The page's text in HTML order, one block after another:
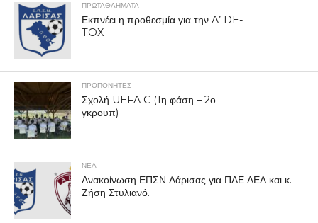
ΠΡΩΤΑΘΛΉΜΑΤΑ
Εκπνέει η προθεσμία για την A’ DE-
TOX
ΠΡΟΠΟΝΗΤΈΣ
Σχολή UEFA C (1η φάση – 2ο
γκρουπ)
ΝΕΑ
Ανακοίνωση ΕΠΣΝ Λάρισας για ΠΑΕ ΑΕΛ και κ.
Ζήση Στυλιανό.